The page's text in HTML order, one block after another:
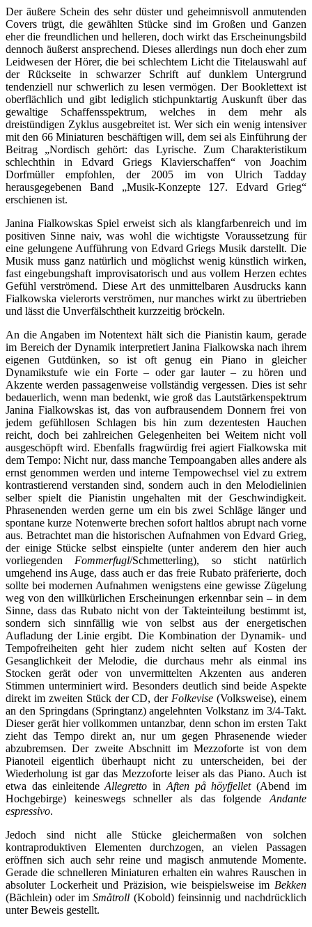
Der äußere Schein des sehr düster und geheimnisvoll anmutenden
Covers trügt, die gewählten Stücke sind im Großen und Ganzen
eher die freundlichen und helleren, doch wirkt das Erscheinungsbild
dennoch äußerst ansprechend. Dieses allerdings nun doch eher zum
Leidwesen der Hörer, die bei schlechtem Licht die Titelauswahl auf
der Rückseite in schwarzer Schrift auf dunklem Untergrund
tendenziell nur schwerlich zu lesen vermögen. Der Booklettext ist
oberflächlich und gibt lediglich stichpunktartig Auskunft über das
gewaltige Schaffensspektrum, welches in dem mehr als
dreistündigen Zyklus ausgebreitet ist. Wer sich ein wenig intensiver
mit den 66 Miniaturen beschäftigen will, dem sei als Einführung der
Beitrag „Nordisch gehört: das Lyrische. Zum Charakteristikum
schlechthin in Edvard Griegs Klavierschaffen“ von Joachim
Dorfmüller empfohlen, der 2005 im von Ulrich Tadday
herausgegebenen Band „Musik-Konzepte 127. Edvard Grieg“
erschienen ist.
Janina Fialkowskas Spiel erweist sich als klangfarbenreich und im
positiven Sinne naiv, was wohl die wichtigste Voraussetzung für
eine gelungene Aufführung von Edvard Griegs Musik darstellt. Die
Musik muss ganz natürlich und möglichst wenig künstlich wirken,
fast eingebungshaft improvisatorisch und aus vollem Herzen echtes
Gefühl verströmend. Diese Art des unmittelbaren Ausdrucks kann
Fialkowska vielerorts verströmen, nur manches wirkt zu übertrieben
und lässt die Unverfälschtheit kurzzeitig bröckeln.
An die Angaben im Notentext hält sich die Pianistin kaum, gerade
im Bereich der Dynamik interpretiert Janina Fialkowska nach ihrem
eigenen Gutdünken, so ist oft genug ein Piano in gleicher
Dynamikstufe wie ein Forte – oder gar lauter – zu hören und
Akzente werden passagenweise vollständig vergessen. Dies ist sehr
bedauerlich, wenn man bedenkt, wie groß das Lautstärkenspektrum
Janina Fialkowskas ist, das von aufbrausendem Donnern frei von
jedem gefühllosen Schlagen bis hin zum dezentesten Hauchen
reicht, doch bei zahlreichen Gelegenheiten bei Weitem nicht voll
ausgeschöpft wird. Ebenfalls fragwürdig frei agiert Fialkowska mit
dem Tempo: Nicht nur, dass manche Tempoangaben alles andere als
ernst genommen werden und interne Tempowechsel viel zu extrem
kontrastierend verstanden sind, sondern auch in den Melodielinien
selber spielt die Pianistin ungehalten mit der Geschwindigkeit.
Phrasenenden werden gerne um ein bis zwei Schläge länger und
spontane kurze Notenwerte brechen sofort haltlos abrupt nach vorne
aus. Betrachtet man die historischen Aufnahmen von Edvard Grieg,
der einige Stücke selbst einspielte (unter anderem den hier auch
vorliegenden Fommerfugl/Schmetterling), so sticht natürlich
umgehend ins Auge, dass auch er das freie Rubato präferierte, doch
sollte bei modernen Aufnahmen wenigstens eine gewisse Zügelung
weg von den willkürlichen Erscheinungen erkennbar sein – in dem
Sinne, dass das Rubato nicht von der Takteinteilung bestimmt ist,
sondern sich sinnfällig wie von selbst aus der energetischen
Aufladung der Linie ergibt. Die Kombination der Dynamik- und
Tempofreiheiten geht hier zudem nicht selten auf Kosten der
Gesanglichkeit der Melodie, die durchaus mehr als einmal ins
Stocken gerät oder von unvermittelten Akzenten aus anderen
Stimmen unterminiert wird. Besonders deutlich sind beide Aspekte
direkt im zweiten Stück der CD, der Folkevise (Volksweise), einem
an den Springdans (Springtanz) angelehnten Volkstanz im 3/4-Takt.
Dieser gerät hier vollkommen untanzbar, denn schon im ersten Takt
zieht das Tempo direkt an, nur um gegen Phrasenende wieder
abzubremsen. Der zweite Abschnitt im Mezzoforte ist von dem
Pianoteil eigentlich überhaupt nicht zu unterscheiden, bei der
Wiederholung ist gar das Mezzoforte leiser als das Piano. Auch ist
etwa das einleitendeAllegretto in Aften på höyfjellet(Abend im
Hochgebirge) keineswegs schneller als das folgende Andante
espressivo.
Jedoch sind nicht alle Stücke gleichermaßen von solchen
kontraproduktiven Elementen durchzogen, an vielen Passagen
eröffnen sich auch sehr reine und magisch anmutende Momente.
Gerade die schnelleren Miniaturen erhalten ein wahres Rauschen in
absoluter Lockerheit und Präzision, wie beispielsweise im Bekken
(Bächlein) oder imSmåtroll (Kobold) feinsinnig und nachdrücklich
unter Beweis gestellt.